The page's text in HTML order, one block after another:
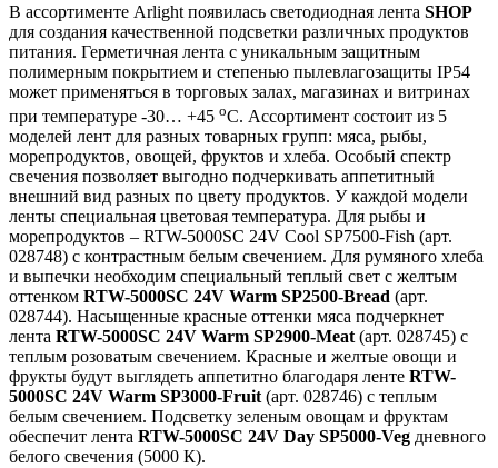
В ассортименте Arlight появилась светодиодная лента SHOP
для создания качественной подсветки различных продуктов
питания. Герметичная лента с уникальным защитным
полимерным покрытием и степенью пылевлагозащиты IP54
может применяться в торговых залах, магазинах и витринах
при температуре -30… +45 oС. Ассортимент состоит из 5
моделей лент для разных товарных групп: мяса, рыбы,
морепродуктов, овощей, фруктов и хлеба. Особый спектр
свечения позволяет выгодно подчеркивать аппетитный
внешний вид разных по цвету продуктов. У каждой модели
ленты специальная цветовая температура. Для рыбы и
морепродуктов – RTW-5000SC 24V Cool SP7500-Fish (арт.
028748) с контрастным белым свечением. Для румяного хлеба
и выпечки необходим специальный теплый свет с желтым
оттенком RTW-5000SC 24V Warm SP2500-Bread (арт.
028744). Насыщенные красные оттенки мяса подчеркнет
лента RTW-5000SC 24V Warm SP2900-Meat (арт. 028745) с
теплым розоватым свечением. Красные и желтые овощи и
фрукты будут выглядеть аппетитно благодаря ленте RTW-
5000SC 24V Warm SP3000-Fruit (арт. 028746) с теплым
белым свечением. Подсветку зеленым овощам и фруктам
обеспечит лента RTW-5000SC 24V Day SP5000-Veg дневного
белого свечения (5000 К).